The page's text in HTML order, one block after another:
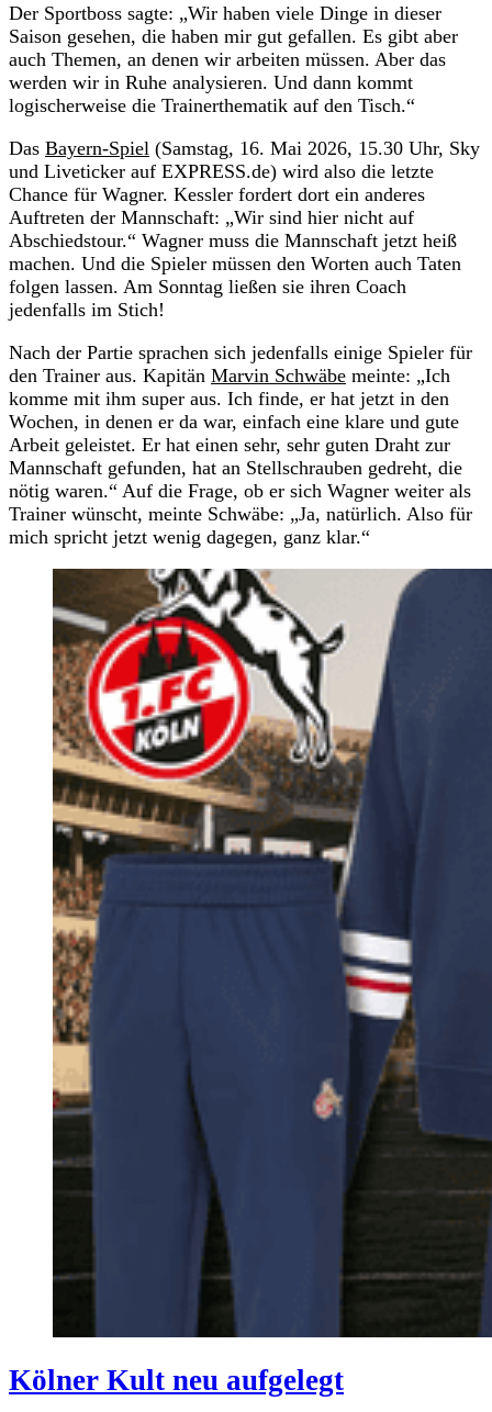
Der Sportboss sagte: „Wir haben viele Dinge in dieser
Saison gesehen, die haben mir gut gefallen. Es gibt aber
auch Themen, an denen wir arbeiten müssen. Aber das
werden wir in Ruhe analysieren. Und dann kommt
logischerweise die Trainerthematik auf den Tisch.“
Das Bayern-Spiel (Samstag, 16. Mai 2026, 15.30 Uhr, Sky
und Liveticker auf EXPRESS.de) wird also die letzte
Chance für Wagner. Kessler fordert dort ein anderes
Auftreten der Mannschaft: „Wir sind hier nicht auf
Abschiedstour.“ Wagner muss die Mannschaft jetzt heiß
machen. Und die Spieler müssen den Worten auch Taten
folgen lassen. Am Sonntag ließen sie ihren Coach
jedenfalls im Stich!
Nach der Partie sprachen sich jedenfalls einige Spieler für
den Trainer aus. Kapitän Marvin Schwäbe meinte: „Ich
komme mit ihm super aus. Ich finde, er hat jetzt in den
Wochen, in denen er da war, einfach eine klare und gute
Arbeit geleistet. Er hat einen sehr, sehr guten Draht zur
Mannschaft gefunden, hat an Stellschrauben gedreht, die
nötig waren.“ Auf die Frage, ob er sich Wagner weiter als
Trainer wünscht, meinte Schwäbe: „Ja, natürlich. Also für
mich spricht jetzt wenig dagegen, ganz klar.“
Kölner Kult neu aufgelegt